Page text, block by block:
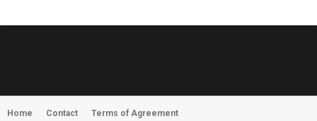
MORNINGSTVR - Whispers of a
Home Contact Terms of Agreement